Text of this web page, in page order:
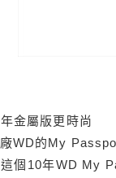
金屬版更時尚
WD的My
個10年WD My